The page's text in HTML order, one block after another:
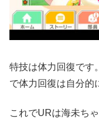
特技は体力回復です
で体力回復は自分的
これでURは海未ち